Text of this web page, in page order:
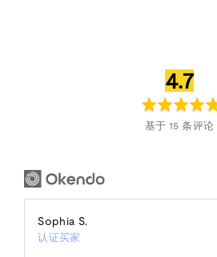
平
均
评
4.7满
分
5
基于 15 条评论
Sophia S.
认证买家